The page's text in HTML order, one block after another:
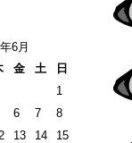
カレンダー
6月
金 土 日
1
6 7
8
13 14
15